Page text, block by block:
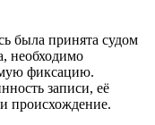
была принята судом
необходимо
фиксацию.
записи, её
происхождение.